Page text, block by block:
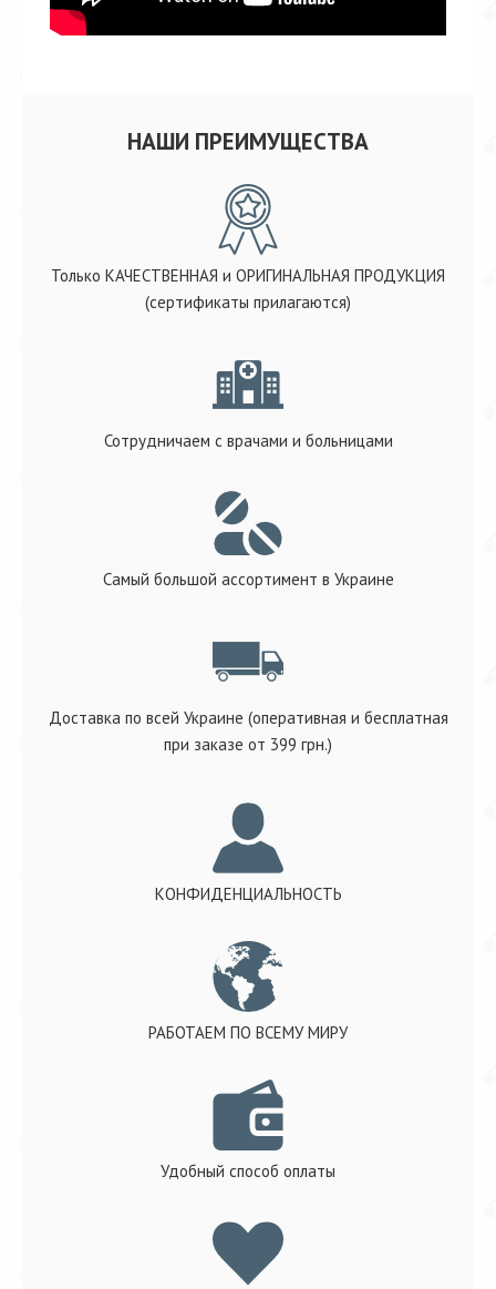
НАШИ ПРЕИМУЩЕСТВА
Только КАЧЕСТВЕННАЯ и ОРИГИНАЛЬНАЯ ПРОДУКЦИЯ
(сертификаты прилагаются)
Сотрудничаем с врачами и больницами
Самый большой ассортимент в Украине
Доставка по всей Украине (оперативная и бесплатная
при заказе от 399 грн.)
КОНФИДЕНЦИАЛЬНОСТЬ
РАБОТАЕМ ПО ВСЕМУ МИРУ
Удобный способ оплаты